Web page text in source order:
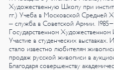
Художественную Школу при
гг.) Учеба в Московской Средней
– служба в Советской Армии.
Государственном Художественном
Участие в студенческих
стало известно любителям
продаж русской живописи в
Благодаря совершенству